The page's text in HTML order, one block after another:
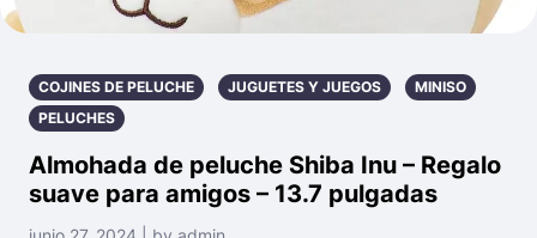
COJINES DE PELUCHE JUGUETES Y JUEGOS
MINISO
PELUCHES
Almohada de peluche Shiba Inu – Regalo
suave para amigos – 13.7 pulgadas